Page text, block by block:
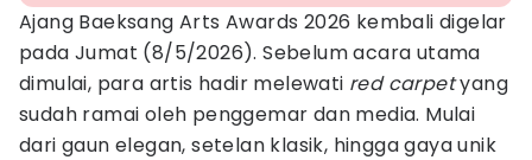
Ajang Baeksang Arts Awards 2026 kembali digelar
pada Jumat (8/5/2026). Sebelum acara utama
dimulai, para artis hadir melewati red carpetyang
sudah ramai oleh penggemar dan media. Mulai
dari gaun elegan, setelan klasik, hingga gaya unik